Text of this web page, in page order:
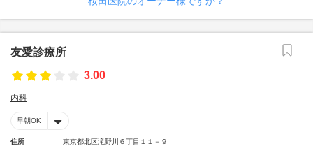
友愛診療所
3.00
内科
早朝OK
住所
東京都北区滝野川６丁目１１－９